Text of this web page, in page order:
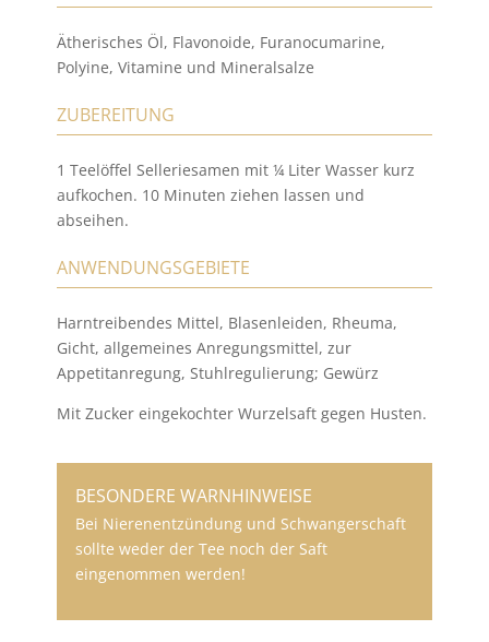
Ätherisches Öl, Flavonoide, Furanocumarine,
Polyine, Vitamine und Mineralsalze
ZUBEREITUNG
1 Teelöffel Selleriesamen mit ¼ Liter Wasser kurz
aufkochen. 10 Minuten ziehen lassen und
abseihen.
ANWENDUNGSGEBIETE
Harntreibendes Mittel, Blasenleiden, Rheuma,
Gicht, allgemeines Anregungsmittel, zur
Appetitanregung, Stuhlregulierung; Gewürz
Mit Zucker eingekochter Wurzelsaft gegen Husten.
BESONDERE WARNHINWEISE
Bei Nierenentzündung und Schwangerschaft
sollte weder der Tee noch der Saft
eingenommen werden!